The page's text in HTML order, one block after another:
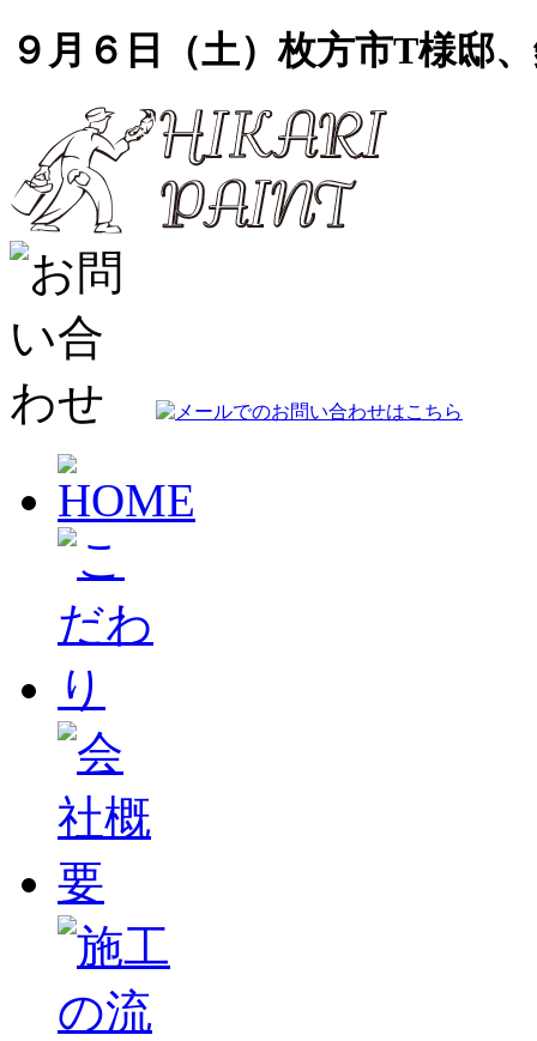
９月６日（土）枚方市T様邸